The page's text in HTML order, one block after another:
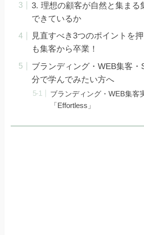
3. 理想の顧客が自然と集まる
できているか
見直すべき3つのポイントを
も集客から卒業！
ブランディング・WEB集客・
分で学んでみたい方へ
ブランディング・WEB集客
「Effortless」